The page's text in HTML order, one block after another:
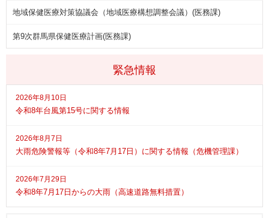
緊急情報
2026年8月10日
令和8年台風第15号に関する情報
2026年8月7日
大雨危険警報等（令和8年7月17日）に関する情報（危機管理課）
2026年7月29日
令和8年7月17日からの大雨（高速道路無料措置）
地域保健医療対策協議会（地域医療構想調整会議）(医務課)
第9次群馬県保健医療計画(医務課)